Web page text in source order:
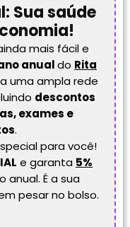
Sua saúde
mais fácil e
anualdo Rita
uma ampla rede
descontos
exames e
.
para você!
e garanta 5%
anual. É a sua
pesar no bolso.